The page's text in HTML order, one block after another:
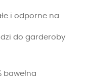
i odporne na
do garderoby
bawełna